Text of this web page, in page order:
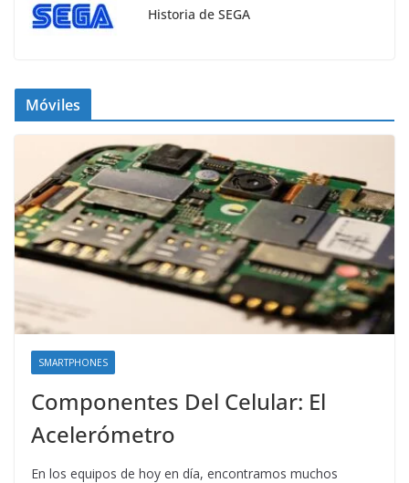
Historia de SEGA
Móviles
SMARTPHONES
Componentes Del Celular: El
Acelerómetro
En los equipos de hoy en día, encontramos muchos